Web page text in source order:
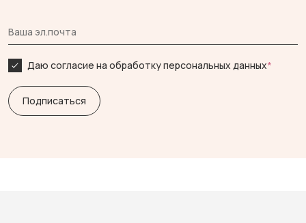
Даю согласие на обработку персональных данных*